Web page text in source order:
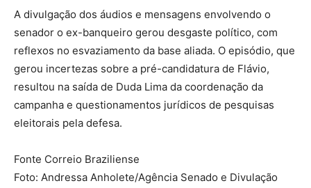
A divulgação dos áudios e mensagens envolvendo o
senador o ex-banqueiro gerou desgaste político, com
reflexos no esvaziamento da base aliada. O episódio, que
gerou incertezas sobre a pré-candidatura de Flávio,
resultou na saída de Duda Lima da coordenação da
campanha e questionamentos jurídicos de pesquisas
eleitorais pela defesa.
Fonte Correio Braziliense
Foto: Andressa Anholete/Agência Senado e Divulação